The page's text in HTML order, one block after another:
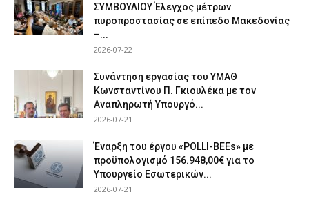
ΣΥΜΒΟΥΛΙΟΥ Έλεγχος μέτρων
πυροπροστασίας σε επίπεδο Μακεδονίας
–...
2026-07-22
Συνάντηση εργασίας του ΥΜΑΘ
Κωνσταντίνου Π. Γκιουλέκα με τον
Αναπληρωτή Υπουργό...
2026-07-21
Έναρξη του έργου «POLLI-BEEs» με
προϋπολογισμό 156.948,00€ για το
Υπουργείο Εσωτερικών...
2026-07-21